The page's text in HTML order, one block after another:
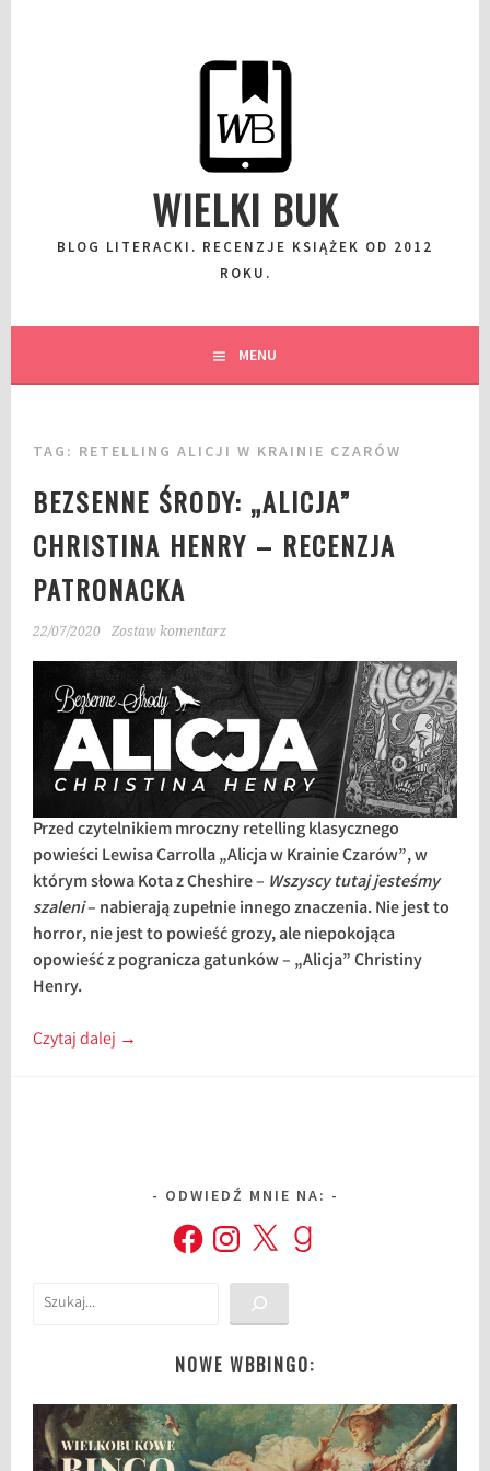
WIELKI BUK
BLOG LITERACKI. RECENZJE KSIĄŻEK OD 2012
ROKU.
MENU
TAG: RETELLING ALICJI W KRAINIE CZARÓW
BEZSENNE ŚRODY: „ALICJA”
CHRISTINA HENRY – RECENZJA
PATRONACKA
22/07/2020 Zostaw komentarz
Przed czytelnikiem mroczny retelling klasycznego
powieści Lewisa Carrolla „Alicja w Krainie Czarów”, w
którym słowa Kota z Cheshire – Wszyscy tutaj jesteśmy
szaleni– nabierają zupełnie innego znaczenia. Nie jest to
horror, nie jest to powieść grozy, ale niepokojąca
opowieść z pogranicza gatunków – „Alicja” Christiny
Henry.
Czytaj dalej →
ODWIEDŹ MNIE NA:
FacebookInstagram
X Goodreads
Szukaj
NOWE WBBINGO: